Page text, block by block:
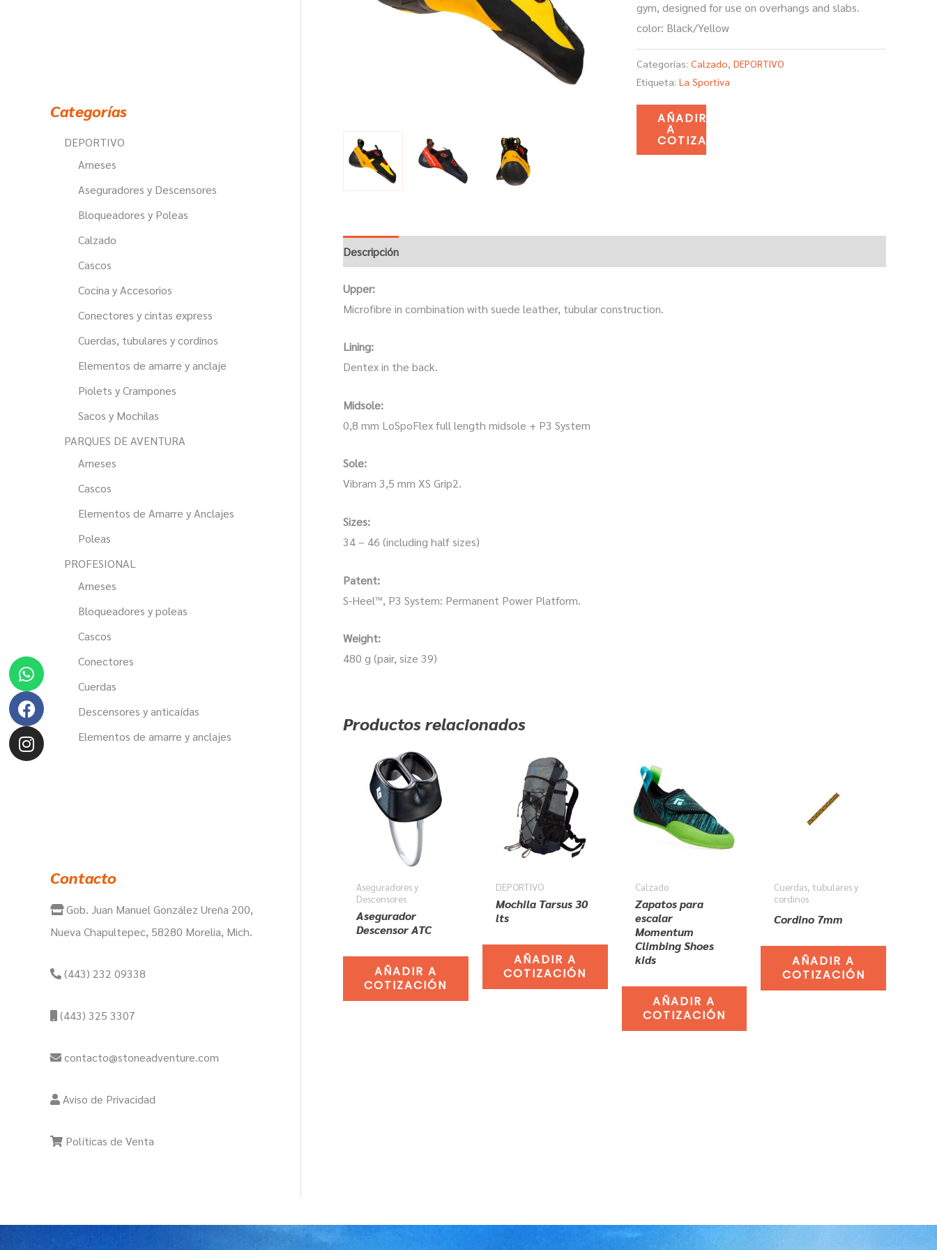
Whatsapp
Facebook
Instagram
Categorías
DEPORTIVO
Arneses
Aseguradores y Descensores
Bloqueadores y Poleas
Calzado
Cascos
Cocina y Accesorios
Conectores y cintas express
Cuerdas, tubulares y cordinos
Elementos de amarre y anclaje
Piolets y Crampones
Sacos y Mochilas
PARQUES DE AVENTURA
Arneses
Cascos
Elementos de Amarre y Anclajes
Poleas
PROFESIONAL
Arneses
Bloqueadores y poleas
Cascos
Conectores
Cuerdas
Descensores y anticaídas
Elementos de amarre y anclajes
Contacto
Gob. Juan Manuel González Ureña 200,
Nueva Chapultepec, 58280 Morelia, Mich.
(443) 232 09338
(443) 325 3307
contacto@stoneadventure.com
Aviso de Privacidad
Políticas de Venta
gym, designed for use on overhangs and slabs.
color: Black/Yellow
Categorías: Calzado, DEPORTIVO
Etiqueta: La Sportiva
AÑADIR
A
COTIZACIÓN
Descripción
Upper:
Microfibre in combination with suede leather, tubular construction.
Lining:
Dentex in the back.
Midsole:
0,8 mm LoSpoFlex full length midsole + P3 System
Sole:
Vibram 3,5 mm XS Grip2.
Sizes:
34 – 46 (including half sizes)
Patent:
S-Heel™, P3 System: Permanent Power Platform.
Weight:
480 g (pair, size 39)
Productos relacionados
Aseguradores y
Descensores
Asegurador
Descensor ATC
AÑADIR A
COTIZACIÓN
DEPORTIVO
Mochila Tarsus 30
lts
AÑADIR A
COTIZACIÓN
Calzado
Zapatos para
escalar
Momentum
Climbing Shoes
kids
AÑADIR A
COTIZACIÓN
Cuerdas, tubulares y
cordinos
Cordino 7mm
AÑADIR A
COTIZACIÓN